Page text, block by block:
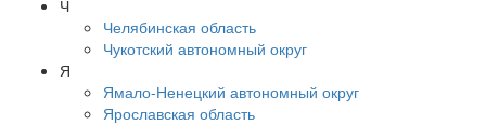
Ч
Челябинская область
Чукотский автономный округ
Я
Ямало-Ненецкий автономный округ
Ярославская область